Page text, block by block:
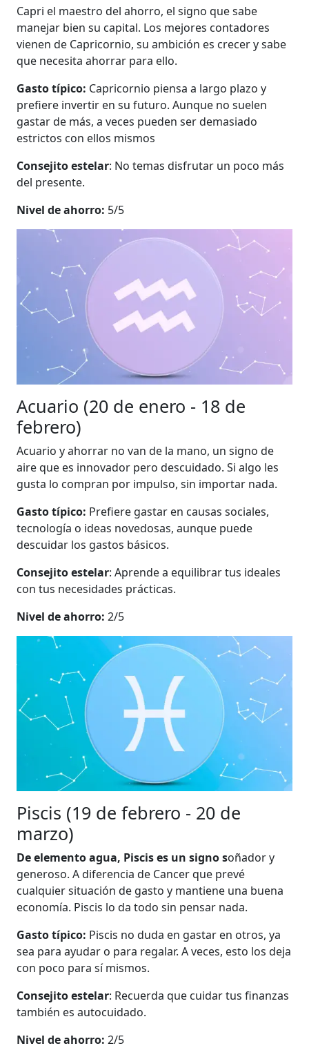
Capri el maestro del ahorro, el signo que sabe
manejar bien su capital. Los mejores contadores
vienen de Capricornio, su ambición es crecer y sabe
que necesita ahorrar para ello.
Gasto típico: Capricornio piensa a largo plazo y
prefiere invertir en su futuro. Aunque no suelen
gastar de más, a veces pueden ser demasiado
estrictos con ellos mismos
Consejito estelar: No temas disfrutar un poco más
del presente.
Nivel de ahorro: 5/5
Acuario (20 de enero - 18 de
febrero)
Acuario y ahorrar no van de la mano, un signo de
aire que es innovador pero descuidado. Si algo les
gusta lo compran por impulso, sin importar nada.
Gasto típico: Prefiere gastar en causas sociales,
tecnología o ideas novedosas, aunque puede
descuidar los gastos básicos.
Consejito estelar: Aprende a equilibrar tus ideales
con tus necesidades prácticas.
Nivel de ahorro: 2/5
Piscis (19 de febrero - 20 de
marzo)
De elemento agua, Piscis es un signo soñador y
generoso. A diferencia de Cancer que prevé
cualquier situación de gasto y mantiene una buena
economía. Piscis lo da todo sin pensar nada.
Gasto típico: Piscis no duda en gastar en otros, ya
sea para ayudar o para regalar. A veces, esto los deja
con poco para sí mismos.
Consejito estelar: Recuerda que cuidar tus finanzas
también es autocuidado.
Nivel de ahorro: 2/5